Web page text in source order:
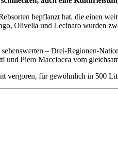
bepflanzt hat, die einen
Olivella und Lecinaro wurden
– Drei-Regionen-
und Piero Macciocca vom
vergoren, für gewöhnlich in 500